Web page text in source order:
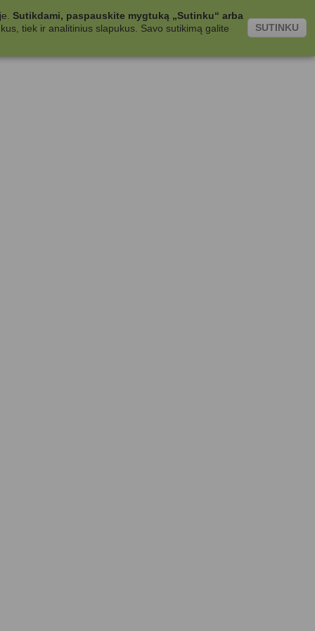
Sutikdami, paspauskite mygtuką „Sutinku“ arba
tiek ir analitinius slapukus. Savo sutikimą galite
SUTINKU